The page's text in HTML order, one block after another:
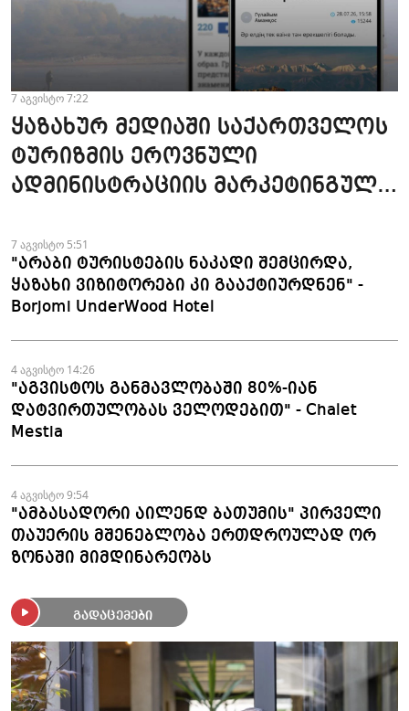
7 აგვისტო 7:22
ყაზახურ მედიაში საქართველოს
ტურიზმის ეროვნული
ადმინისტრაციის მარკეტინგული
მომზადდა
7 აგვისტო 5:51
"არაბი ტურისტების ნაკადი შემცირდა,
ყაზახი ვიზიტორები კი გააქტიურდნენ" -
Borjomi UnderWood Hotel
4 აგვისტო 14:26
"აგვისტოს განმავლობაში 80%-იან
დატვირთულობას ველოდებით" - Chalet
Mestia
4 აგვისტო 9:54
"ამბასადორი აილენდ ბათუმის" პირველი
თაუერის მშენებლობა ერთდროულად ორ
ზონაში მიმდინარეობს
გადაცემები